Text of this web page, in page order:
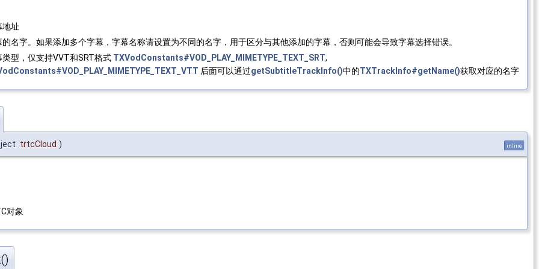
地址
的名字。如果添加多个字幕，字幕名称请设置为不同的名字，用于区分与其他添加的字幕，否则可能会导致字幕选择错误。
类型，仅支持VVT和SRT格式 TXVodConstants#VOD_PLAY_MIMETYPE_TEXT_SRT,
后面可以通过getSubtitleTrackInfo()中的TXTrackInfo#getName()获取对应的名字
trtcCloud ) inline
对象